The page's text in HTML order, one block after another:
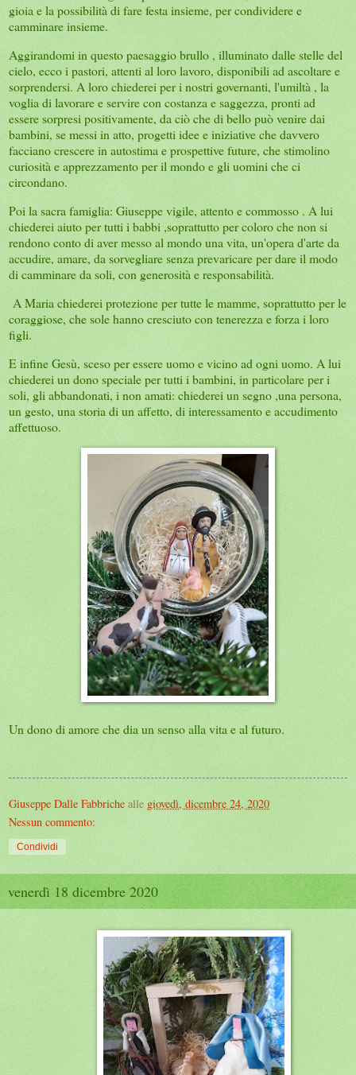
gioia e la possibilità di fare festa insieme, per condividere e
camminare insieme.
Aggirandomi in questo paesaggio brullo , illuminato dalle stelle del
cielo, ecco i pastori, attenti al loro lavoro, disponibili ad ascoltare e
sorprendersi. A loro chiederei per i nostri governanti, l'umiltà , la
voglia di lavorare e servire con costanza e saggezza, pronti ad
essere sorpresi positivamente, da ciò che di bello può venire dai
bambini, se messi in atto, progetti idee e iniziative che davvero
facciano crescere in autostima e prospettive future, che stimolino
curiosità e apprezzamento per il mondo e gli uomini che ci
circondano.
Poi la sacra famiglia: Giuseppe vigile, attento e commosso . A lui
chiederei aiuto per tutti i babbi ,soprattutto per coloro che non si
rendono conto di aver messo al mondo una vita, un'opera d'arte da
accudire, amare, da sorvegliare senza prevaricare per dare il modo
di camminare da soli, con generosità e responsabilità.
A Maria chiederei protezione per tutte le mamme, soprattutto per le
coraggiose, che sole hanno cresciuto con tenerezza e forza i loro
figli.
E infine Gesù, sceso per essere uomo e vicino ad ogni uomo. A lui
chiederei un dono speciale per tutti i bambini, in particolare per i
soli, gli abbandonati, i non amati: chiederei un segno ,una persona,
un gesto, una storia di un affetto, di interessamento e accudimento
affettuoso.
Un dono di amore che dia un senso alla vita e al futuro.
Giuseppe Dalle Fabbriche alle giovedì, dicembre 24, 2020
Nessun commento:
Condividi
venerdì 18 dicembre 2020